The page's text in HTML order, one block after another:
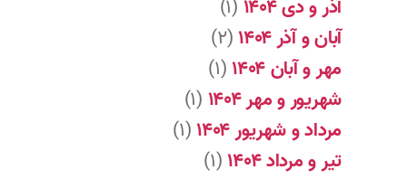
آذر و دی ۱۴۰۴
(۱)
آبان و آذر ۱۴۰۴
(۲)
مهر و آبان ۱۴۰۴
(۱)
شهریور و مهر ۱۴۰۴
(۱)
مرداد و شهریور ۱۴۰۴
(۱)
تیر و مرداد ۱۴۰۴
(۱)